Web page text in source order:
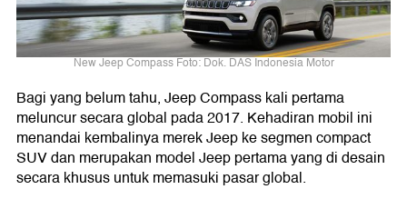
New Jeep Compass Foto: Dok. DAS Indonesia Motor
Bagi yang belum tahu, Jeep Compass kali pertama
meluncur secara global pada 2017. Kehadiran mobil ini
menandai kembalinya merek Jeep ke segmen compact
SUV dan merupakan model Jeep pertama yang di desain
secara khusus untuk memasuki pasar global.